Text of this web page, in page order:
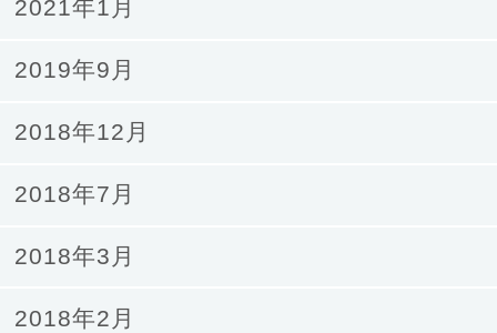
2021年1月
2019年9月
2018年12月
2018年7月
2018年3月
2018年2月